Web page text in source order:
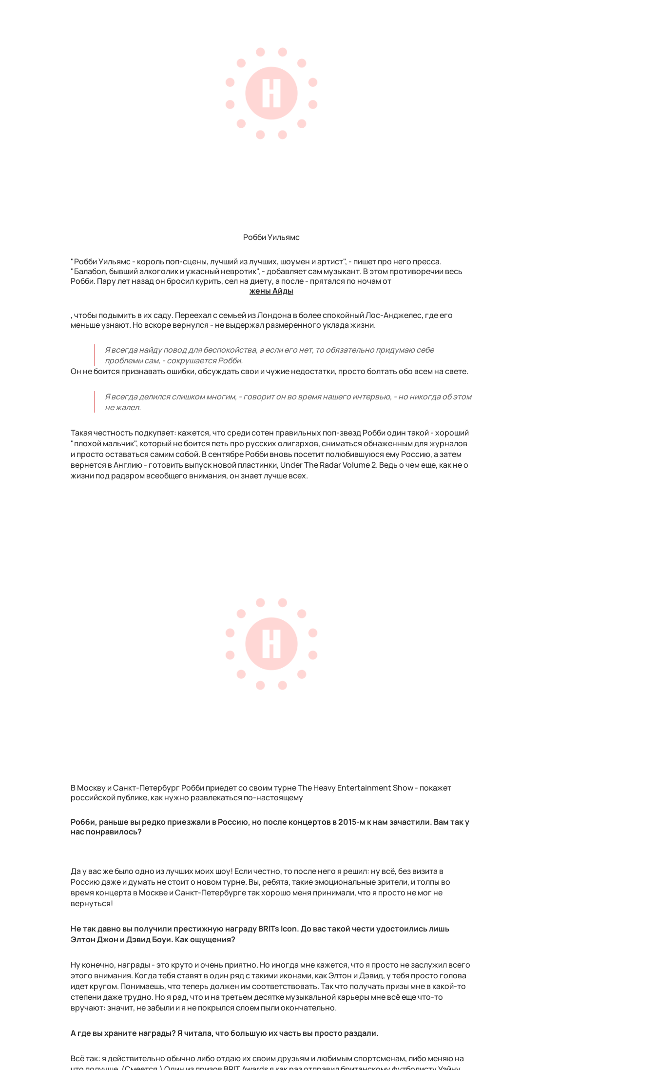
Робби Уильямс
"Робби Уильямс - король поп-сцены, лучший из лучших, шоумен и артист", - пишет про него пресса.
"Балабол, бывший алкоголик и ужасный невротик", - добавляет сам музыкант. В этом противоречии весь
Робби. Пару лет назад он бросил курить, сел на диету, а после - прятался по ночам от
жены Айды
, чтобы подымить в их саду. Переехал с семьей из Лондона в более спокойный Лос-Анджелес, где его
меньше узнают. Но вскоре вернулся - не выдержал размеренного уклада жизни.
Я всегда найду повод для беспокойства, а если его нет, то обязательно придумаю себе
проблемы сам, - сокрушается Робби.
Он не боится признавать ошибки, обсуждать свои и чужие недостатки, просто болтать обо всем на свете.
Я всегда делился слишком многим, - говорит он во время нашего интервью, - но никогда об этом
не жалел.
Такая честность подкупает: кажется, что среди сотен правильных поп-звезд Робби один такой - хороший
"плохой мальчик", который не боится петь про русских олигархов, сниматься обнаженным для журналов
и просто оставаться самим собой. В сентябре Робби вновь посетит полюбившуюся ему Россию, а затем
вернется в Англию - готовить выпуск новой пластинки, Under The Radar Volume 2. Ведь о чем еще, как не о
жизни под радаром всеобщего внимания, он знает лучше всех.
В Москву и Санкт-Петербург Робби приедет со своим турне The Heavy Entertainment Show - покажет
российской публике, как нужно развлекаться по-настоящему
Робби, раньше вы редко приезжали в Россию, но после концертов в 2015-м к нам зачастили. Вам так у
нас понравилось?
Да у вас же было одно из лучших моих шоу! Если честно, то после него я решил: ну всё, без визита в
Россию даже и думать не стоит о новом турне. Вы, ребята, такие эмоциональные зрители, и толпы во
время концерта в Москве и Санкт-Петербурге так хорошо меня принимали, что я просто не мог не
вернуться!
Не так давно вы получили престижную награду BRITs Icon. До вас такой чести удостоились лишь
Элтон Джон и Дэвид Боуи. Как ощущения?
Ну конечно, награды - это круто и очень приятно. Но иногда мне кажется, что я просто не заслужил всего
этого внимания. Когда тебя ставят в один ряд с такими иконами, как Элтон и Дэвид, у тебя просто голова
идет кругом. Понимаешь, что теперь должен им соответствовать. Так что получать призы мне в какой-то
степени даже трудно. Но я рад, что и на третьем десятке музыкальной карьеры мне всё еще что-то
вручают: значит, не забыли и я не покрылся слоем пыли окончательно.
А где вы храните награды? Я читала, что большую их часть вы просто раздали.
Всё так: я действительно обычно либо отдаю их своим друзьям и любимым спортсменам, либо меняю на